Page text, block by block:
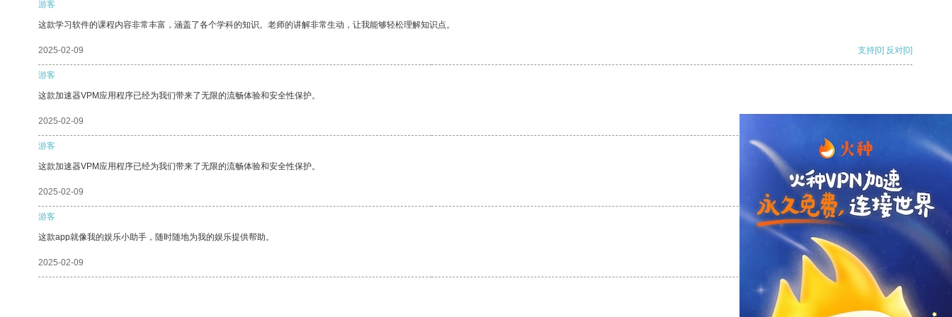
游客
这款学习软件的课程内容非常丰富，涵盖了各个学科的知识。老师的讲解非常生动，让我能够轻松理解知识点。
2025-02-09 支持[0] 反对[0]
游客
这款加速器VPM应用程序已经为我们带来了无限的流畅体验和安全性保护。
2025-02-09
游客
这款加速器VPM应用程序已经为我们带来了无限的流畅体验和安全性保护。
2025-02-09 支持 [0] 反对 [0]
游客
这款app就像我的娱乐小助手，随时随地为我的娱乐提供帮助。
2025-02-09 支持